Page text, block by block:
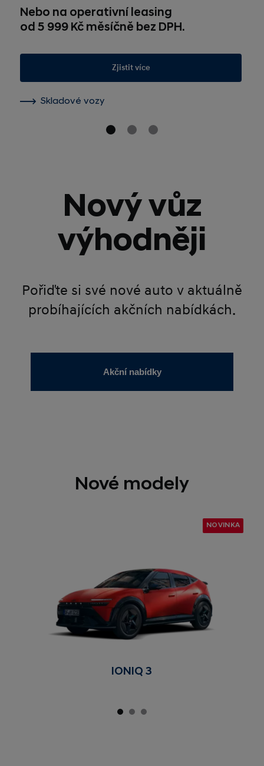
Nebo na operativní leasing
od 5 999 Kč měsíčně bez DPH.
Zjistit více
Skladové vozy
Nový vůz
výhodněji
Pořiďte si své nové auto v aktuálně
probíhajících akčních nabídkách.
Akční nabídky
Nové modely
NOVINKA
IONIQ 3